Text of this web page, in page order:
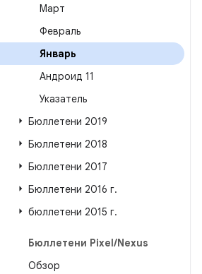
Март
Февраль
Январь
Андроид 11
Указатель
Бюллетени 2019
Бюллетени 2018
Бюллетени 2017
Бюллетени 2016 г.
бюллетени 2015 г.
Бюллетени Pixel/Nexus
Обзор